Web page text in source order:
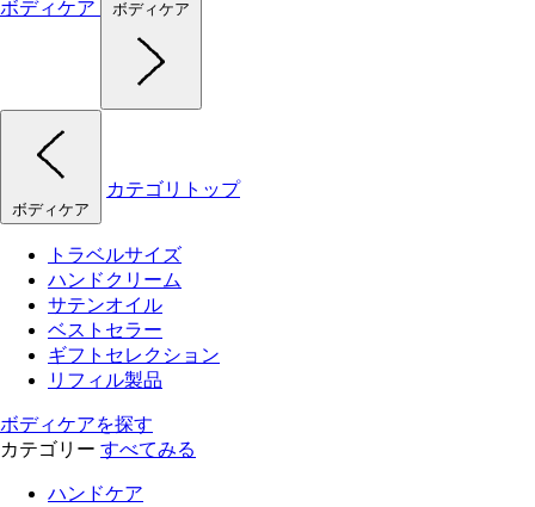
ボディケア
ボディケア
ボディケア
カテゴリトップ
トラベルサイズ
ハンドクリーム
サテンオイル
ベストセラー
ギフトセレクション
リフィル製品
ボディケアを探す
カテゴリー すべてみる
ハンドケア